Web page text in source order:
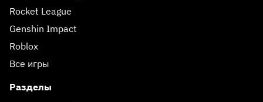
Rocket League
Genshin Impact
Roblox
Все игры
Разделы